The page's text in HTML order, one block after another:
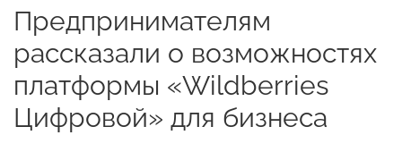
Предпринимателям
рассказали о возможностях
платформы «Wildberries
Цифровой» для бизнеса